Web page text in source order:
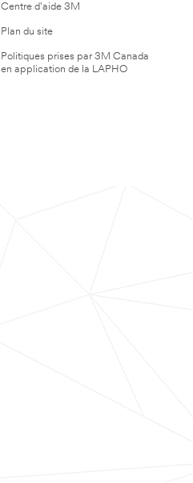
Centre d'aide 3M
Plan du site
Politiques prises par 3M Canada
en application de la LAPHO